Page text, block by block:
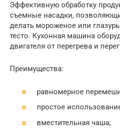
Эффективную обработку
съемные насадки,
делать мороженое или
тесто. Кухонная машина
двигателя от перегрева и
Преимущества:
равномерное
простое
вместительная чаша;